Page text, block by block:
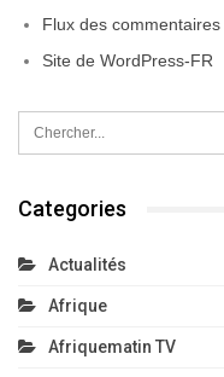
Flux des commentaires
Site de WordPress-FR
Categories
Actualités
Afrique
Afriquematin TV